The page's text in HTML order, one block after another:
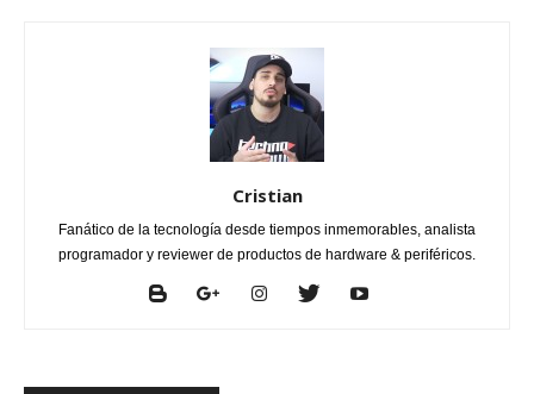
Cristian
Fanático de la tecnología desde tiempos inmemorables, analista
programador y reviewer de productos de hardware & periféricos.